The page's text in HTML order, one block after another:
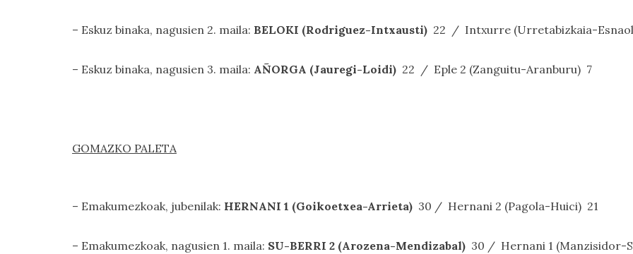
– Eskuz binaka, nagusien 2. maila: BELOKI (Rodriguez-Intxausti) 22 / Intxurre (Urretabizkaia-
– Eskuz binaka, nagusien 3. maila: AÑORGA (Jauregi-Loidi) 22 / Eple 2 (Zanguitu-Aranburu) 7
GOMAZKO PALETA
– Emakumezkoak, jubenilak: HERNANI 1 (Goikoetxea-Arrieta) 30 / Hernani 2 (Pagola-Huici) 21
– Emakumezkoak, nagusien 1. maila: SU-BERRI 2 (Arozena-Mendizabal) 30 / Hernani 1 (Manzisidor-